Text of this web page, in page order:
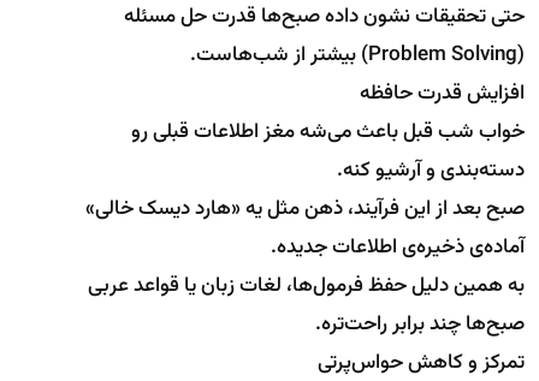
حتی تحقیقات نشون داده صبح‌ها قدرت حل مسئله
(Problem Solving) بیشتر از شب‌هاست.
افزایش قدرت حافظه
خواب شب قبل باعث می‌شه مغز اطلاعات قبلی رو
دسته‌بندی و آرشیو کنه.
صبح بعد از این فرآیند، ذهن مثل یه «هارد دیسک خالی»
آماده‌ی ذخیره‌ی اطلاعات جدیده.
به همین دلیل حفظ فرمول‌ها، لغات زبان یا قواعد عربی
صبح‌ها چند برابر راحت‌تره.
تمرکز و کاهش حواس‌پرتی